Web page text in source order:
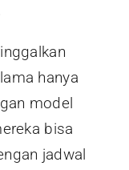
hanya
model
bisa
jadwal